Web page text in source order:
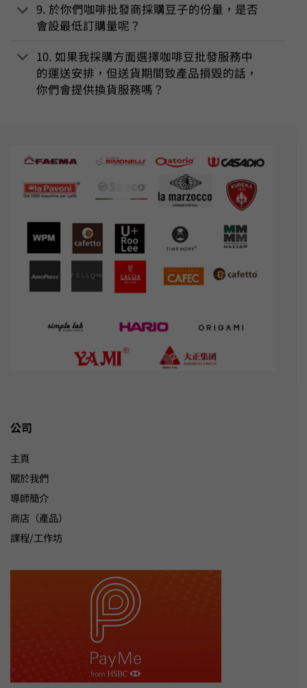
9. 於你們咖啡批發商採購豆子的份量，是否
會設最低訂購量呢？
10. 如果我採購方面選擇咖啡豆批發服務中
的運送安排，但送貨期間致產品損毀的話，
你們會提供換貨服務嗎？
公司
主頁
關於我們
導師簡介
商店（產品）
課程/工作坊